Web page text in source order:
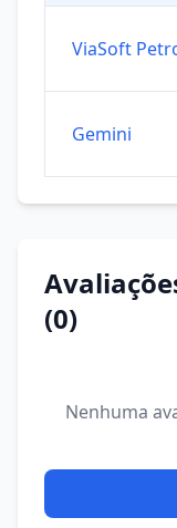
ViaSoft
Gemini
(0)
Nenhuma